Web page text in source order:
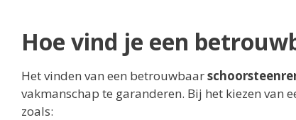
Hoe vind je een
Het vinden van een betrouwbaar
vakmanschap te garanderen. Bij het kiezen van
zoals: